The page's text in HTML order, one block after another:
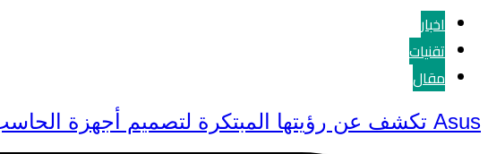
اخبار
تقنيات
مقال
Asus تكشف عن رؤيتها المبتكرة لتصميم أجهزة الحاسب في معرض CES 2024